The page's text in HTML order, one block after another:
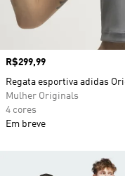
Preço
R$299,99
Regata esportiva adidas
Mulher Originals
4 cores
Em breve